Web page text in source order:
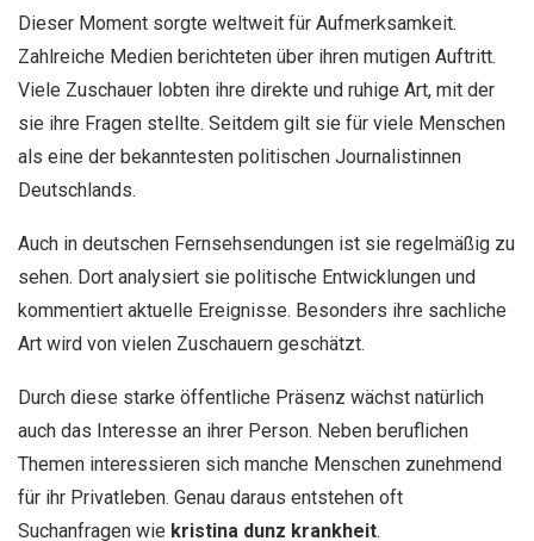
Dieser Moment sorgte weltweit für Aufmerksamkeit.
Zahlreiche Medien berichteten über ihren mutigen Auftritt.
Viele Zuschauer lobten ihre direkte und ruhige Art, mit der
sie ihre Fragen stellte. Seitdem gilt sie für viele Menschen
als eine der bekanntesten politischen Journalistinnen
Deutschlands.
Auch in deutschen Fernsehsendungen ist sie regelmäßig zu
sehen. Dort analysiert sie politische Entwicklungen und
kommentiert aktuelle Ereignisse. Besonders ihre sachliche
Art wird von vielen Zuschauern geschätzt.
Durch diese starke öffentliche Präsenz wächst natürlich
auch das Interesse an ihrer Person. Neben beruflichen
Themen interessieren sich manche Menschen zunehmend
für ihr Privatleben. Genau daraus entstehen oft
Suchanfragen wie kristina dunz krankheit.